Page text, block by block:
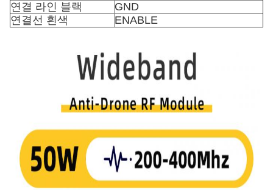
연결 라인 블랙
GND
연결선 흰색
ENABLE